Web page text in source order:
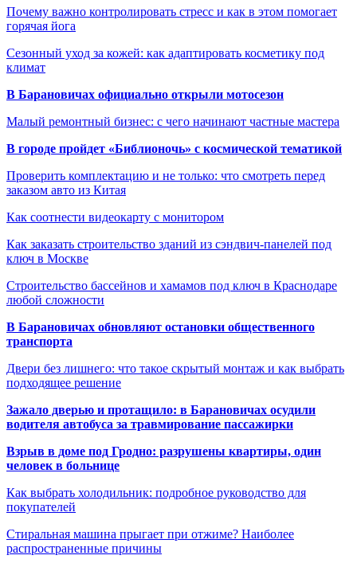
Почему важно контролировать стресс и как в этом помогает
горячая йога
Сезонный уход за кожей: как адаптировать косметику под
климат
В Барановичах официально открыли мотосезон
Малый ремонтный бизнес: с чего начинают частные мастера
В городе пройдет «Библионочь» с космической тематикой
Проверить комплектацию и не только: что смотреть перед
заказом авто из Китая
Как соотнести видеокарту с монитором
Как заказать строительство зданий из сэндвич-панелей под
ключ в Москве
Строительство бассейнов и хамамов под ключ в Краснодаре
любой сложности
В Барановичах обновляют остановки общественного
транспорта
Двери без лишнего: что такое скрытый монтаж и как выбрать
подходящее решение
Зажало дверью и протащило: в Барановичах осудили
водителя автобуса за травмирование пассажирки
Взрыв в доме под Гродно: разрушены квартиры, один
человек в больнице
Как выбрать холодильник: подробное руководство для
покупателей
Стиральная машина прыгает при отжиме? Наиболее
распространенные причины